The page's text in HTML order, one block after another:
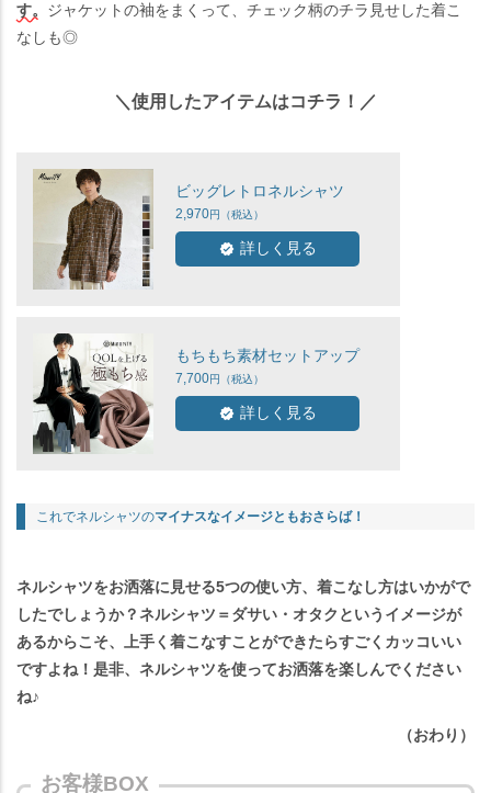
す。 ジャケットの袖をまくって、チェック柄のチラ見せした着こ
なしも◎
＼使用したアイテムはコチラ！／
ビッグレトロネルシャツ
2,970
詳しく見る
もちもち素材セットアップ
7,700
詳しく見る
これでネルシャツのマイナスなイメージともおさらば！
ネルシャツをお洒落に見せる5つの使い方、着こなし方はいかがで
したでしょうか？ネルシャツ＝ダサい・オタクというイメージが
あるからこそ、上手く着こなすことができたらすごくカッコいい
ですよね！是非、ネルシャツを使ってお洒落を楽しんでください
ね♪
（おわり）
お客様BOX